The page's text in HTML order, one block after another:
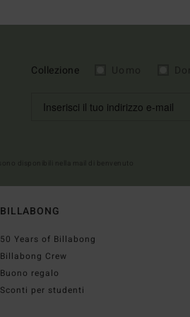
Collezione
BILLABONG
50 Years of Billabong
Billabong Crew
Buono regalo
Sconti per studenti